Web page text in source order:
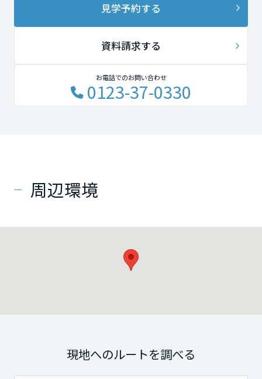
見学予約する
資料請求する
お電話でのお問い合わせ
0123-37-0330
周辺環境
現地へのルートを調べる